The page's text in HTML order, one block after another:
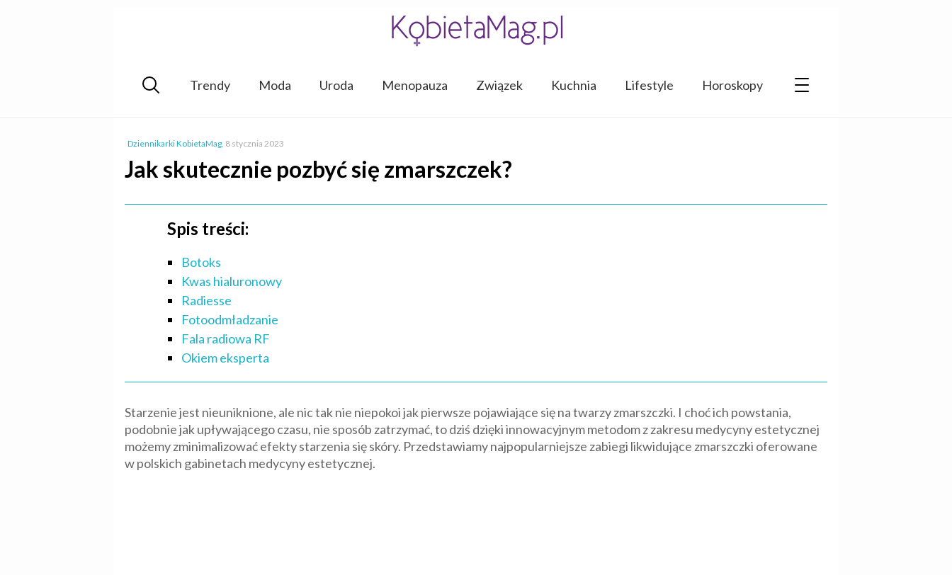
Trendy Moda Uroda Menopauza Związek Kuchnia Lifestyle Horoskopy
Dziennikarki KobietaMag, 8 stycznia 2023
Jak skutecznie pozbyć się zmarszczek?
Spis treści:
Botoks
Kwas hialuronowy
Radiesse
Fotoodmładzanie
Fala radiowa RF
Okiem eksperta
Starzenie jest nieuniknione, ale nic tak nie niepokoi jak pierwsze pojawiające się na twarzy zmarszczki. I choć ich powstania,
podobnie jak upływającego czasu, nie sposób zatrzymać, to dziś dzięki innowacyjnym metodom z zakresu medycyny estetycznej
możemy zminimalizować efekty starzenia się skóry. Przedstawiamy najpopularniejsze zabiegi likwidujące zmarszczki oferowane
w polskich gabinetach medycyny estetycznej.